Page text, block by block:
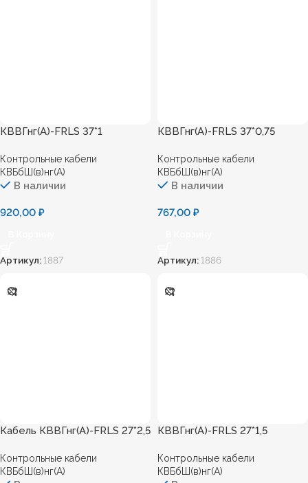
КВВГнг(А)-FRLS 37*1
Контрольные кабели
КВБбШ(в)нг(А)
В наличии
920,00 ₽
Артикул: 1887
КВВГнг(А)-FRLS 37*0,75
Контрольные кабели
КВБбШ(в)нг(А)
В наличии
767,00 ₽
Артикул: 1886
Кабель КВВГнг(А)-FRLS 27*2,5
Контрольные кабели
КВБбШ(в)нг(А)
КВВГнг(А)-FRLS 27*1,5
Контрольные кабели
КВБбШ(в)нг(А)